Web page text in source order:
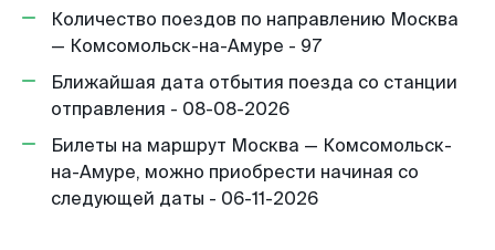
Количество поездов по направлению Москва
— Комсомольск-на-Амуре - 97
Ближайшая дата отбытия поезда со станции
отправления - 08-08-2026
Билеты на маршрут Москва — Комсомольск-
на-Амуре, можно приобрести начиная со
следующей даты - 06-11-2026